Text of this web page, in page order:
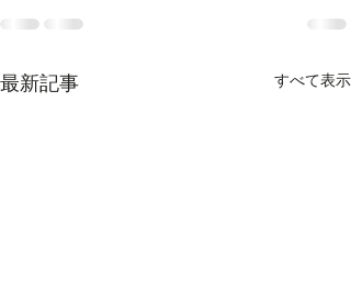
最新記事 すべて表示